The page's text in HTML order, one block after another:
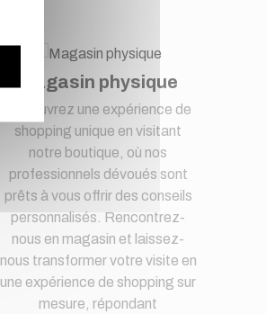
Magasin physique
Découvrez une expérience de
shopping unique en visitant
notre boutique, où nos
professionnels dévoués sont
prêts à vous offrir des conseils
personnalisés. Rencontrez-
nous en magasin et laissez-
nous transformer votre visite en
une expérience de shopping sur
mesure, répondant